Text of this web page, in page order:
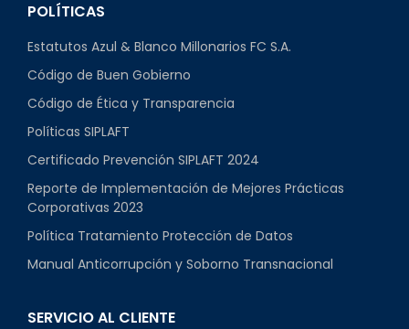
POLÍTICAS
Estatutos Azul & Blanco Millonarios FC S.A.
Código de Buen Gobierno
Código de Ética y Transparencia
Políticas SIPLAFT
Certificado Prevención SIPLAFT 2024
Reporte de Implementación de Mejores Prácticas
Corporativas 2023
Política Tratamiento Protección de Datos
Manual Anticorrupción y Soborno Transnacional
SERVICIO AL CLIENTE